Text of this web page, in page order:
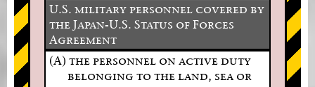
U.S. military personnel covered by
the Japan-U.S. Status of Forces
Agreement
(A) the personnel on active duty
belonging to the land, sea or